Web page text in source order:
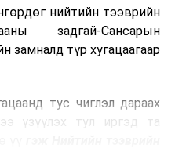
хамтарсан цахим
боллоо
соёлын
лаг шатаах үйлдвэрээс
авах технологи
төвлөрсөн лаг
дулаан, цахилгаан
технологийг лагийн
нийтийн тээврийн
задгай-Сансарын
замналд түр хугацаагаар
тус чиглэл дараах
үзүүлэх тул иргэд та